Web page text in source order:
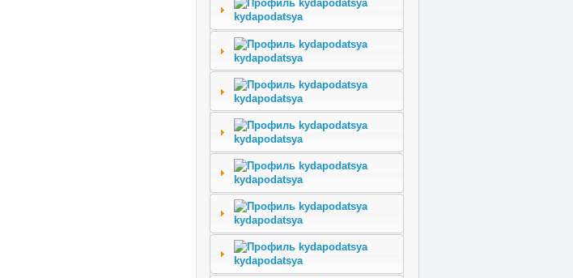
kydapodatsya
kydapodatsya
kydapodatsya
kydapodatsya
kydapodatsya
kydapodatsya
kydapodatsya